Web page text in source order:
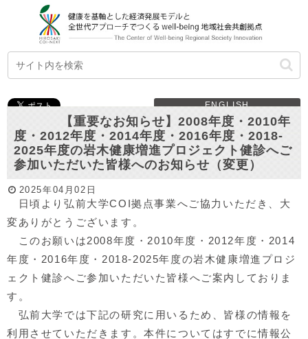
ENGLISH
【重要なお知らせ】2008年度・2010年
度・2012年度・2014年度・2016年度・2018-
2025年度の岩木健康増進プロジェクト健診へご
参加いただいた皆様へのお知らせ（変更）
2025年04月02日
日頃より弘前大学COI拠点事業へご協力いただき、大
変ありがとうございます。
このお願いは2008年度・2010年度・2012年度・2014
年度・2016年度・2018-2025年度の岩木健康増進プロジ
ェクト健診へご参加いただいた皆様へご案内しておりま
す。
弘前大学では下記の研究に用いるため、皆様の情報を
利用させていただきます。本件についてはすでに情報公